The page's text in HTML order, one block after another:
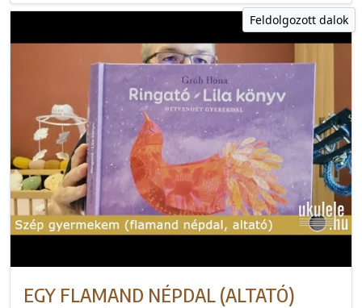
Feldolgozott dalok
EGY FLAMAND NÉPDAL (ALTATÓ)